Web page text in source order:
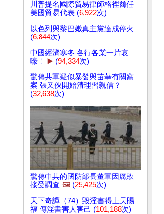
川普提名國際貿易律師格裡爾任
美國貿易代表 (6,922次)
以色列與黎巴嫩真主黨達成停火
(6,844次)
中國經濟寒冬 各行各業一片哀
嚎！
▶️ (94,334次)
驚傳共軍疑似暴發與苗華有關窩
案 張又俠開始清理習親信？
(32,638次)
驚傳中共的國防部長董軍因腐敗
接受調查 🖼️ (25,425次)
天下奇譚（74）毀淫書得上天賜
福 傳淫書害人害己 (101,188次)